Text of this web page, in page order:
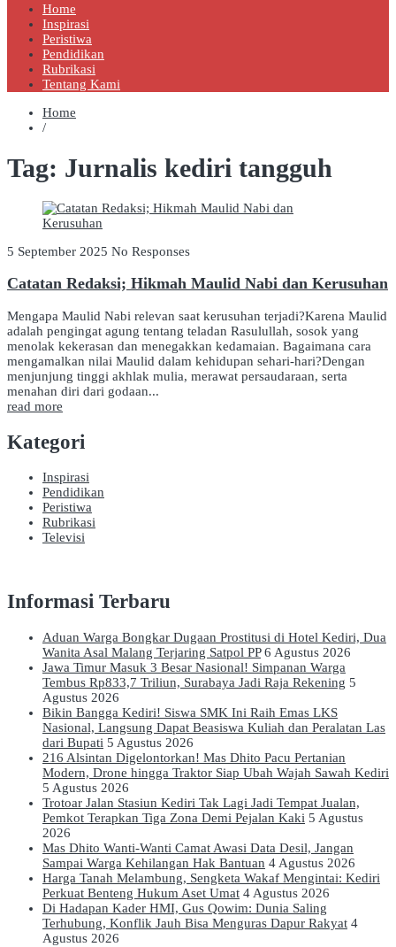
Home
Inspirasi
Peristiwa
Pendidikan
Rubrikasi
Tentang Kami
Home
/
Tag: Jurnalis kediri tangguh
5 September 2025 No Responses
Catatan Redaksi; Hikmah Maulid Nabi dan Kerusuhan
Mengapa Maulid Nabi relevan saat kerusuhan terjadi?Karena Maulid
adalah pengingat agung tentang teladan Rasulullah, sosok yang
menolak kekerasan dan menegakkan kedamaian. Bagaimana cara
mengamalkan nilai Maulid dalam kehidupan sehari-hari?Dengan
menjunjung tinggi akhlak mulia, merawat persaudaraan, serta
menahan diri dari godaan...
read more
Kategori
Inspirasi
Pendidikan
Peristiwa
Rubrikasi
Televisi
Informasi Terbaru
Aduan Warga Bongkar Dugaan Prostitusi di Hotel Kediri, Dua
Wanita Asal Malang Terjaring Satpol PP 6 Agustus 2026
Jawa Timur Masuk 3 Besar Nasional! Simpanan Warga
Tembus Rp833,7 Triliun, Surabaya Jadi Raja Rekening 5
Agustus 2026
Bikin Bangga Kediri! Siswa SMK Ini Raih Emas LKS
Nasional, Langsung Dapat Beasiswa Kuliah dan Peralatan Las
dari Bupati 5 Agustus 2026
216 Alsintan Digelontorkan! Mas Dhito Pacu Pertanian
Modern, Drone hingga Traktor Siap Ubah Wajah Sawah Kediri
5 Agustus 2026
Trotoar Jalan Stasiun Kediri Tak Lagi Jadi Tempat Jualan,
Pemkot Terapkan Tiga Zona Demi Pejalan Kaki 5 Agustus
2026
Mas Dhito Wanti-Wanti Camat Awasi Data Desil, Jangan
Sampai Warga Kehilangan Hak Bantuan 4 Agustus 2026
Harga Tanah Melambung, Sengketa Wakaf Mengintai: Kediri
Perkuat Benteng Hukum Aset Umat 4 Agustus 2026
Di Hadapan Kader HMI, Gus Qowim: Dunia Saling
Terhubung, Konflik Jauh Bisa Menguras Dapur Rakyat 4
Agustus 2026